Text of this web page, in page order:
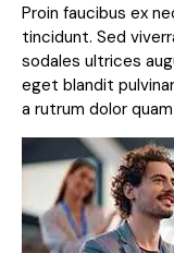
Proin faucibus ex
tincidunt. Sed
sodales ultrices
eget blandit
a rutrum dolor